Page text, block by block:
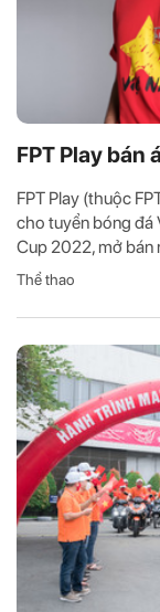
FPT Play bán
FPT Play (thuộc
cho tuyển bóng đá
Cup 2022, mở bán
Thể thao